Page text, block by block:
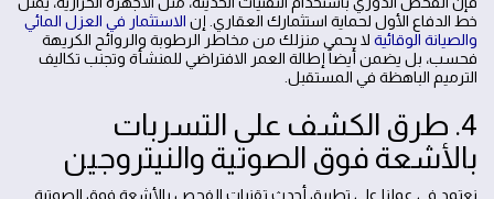
خط الدفاع الأول لحماية استثمارك العقاري. إن الاستثمار في العزل المائي
والصيانة الوقائية لا يحمي منزلك من مخاطر الرطوبة والروائح الكريهة
فحسب، بل يضمن أيضاً إطالة العمر الافتراضي للمنشأة وتجنب تكاليف
الترميم الباهظة في المستقبل.
4. طرق الكشف على التسربات
بالأشعة فوق الصوتية والنيتروجين
نعتمد في عملنا على تطبيق أحدث تقنيات الفحص بالأشعة فوق الصوتية